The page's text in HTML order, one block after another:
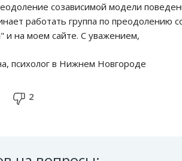
созависимой модели
работать группа по преодолению
и на моем сайте. С уважением,
психолог в Нижнем Новгороде
2